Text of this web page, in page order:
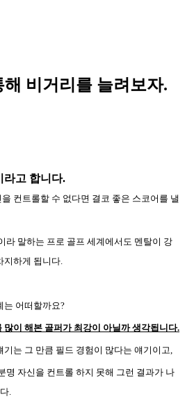
해 비거리를 늘려보자.
라고 합니다.
컨트롤할 수 없다면 결코 좋은 스코어를 낼
라 말하는 프로 골프 세계에서도 멘탈이 강
지하게 됩니다
는 어떠할까요?
많이 해본 골퍼가 최강이 아닐까 생각됩니다.
기는 그 만큼 필드 경험이 많다는 얘기이고
명 자신을 컨트롤 하지 못해 그런 결과가 나